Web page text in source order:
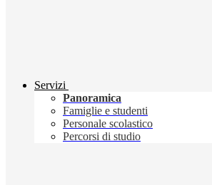
Servizi
Panoramica
Famiglie e studenti
Personale scolastico
Percorsi di studio